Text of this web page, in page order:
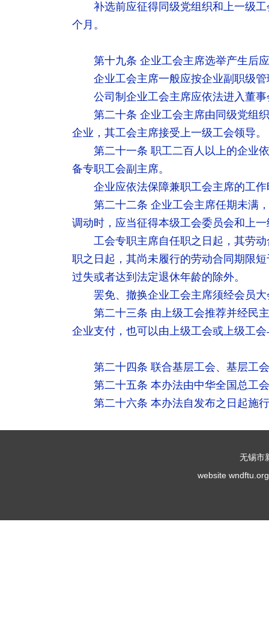
补选前应征得同级党组织和上一级
个月。
第十九条 企业工会主席选举产生后
企业工会主席一般应按企业副职级
公司制企业工会主席应依法进入董事
第二十条 企业工会主席由同级党组
企业，其工会主席接受上一级工会领导。
第二十一条 职工二百人以上的企业
备专职工会副主席。
企业应依法保障兼职工会主席的工
第二十二条 企业工会主席任期未满
调动时，应当征得本级工会委员会和上
工会专职主席自任职之日起，其劳
职之日起，其尚未履行的劳动合同期限
过失或者达到法定退休年龄的除外。
罢免、撤换企业工会主席须经会员
第二十三条 由上级工会推荐并经民
企业支付，也可以由上级工会或上级工
第二十四条 联合基层工会、基层工
第二十五条 本办法由中华全国总工
第二十六条 本办法自发布之日起施
无锡市
website